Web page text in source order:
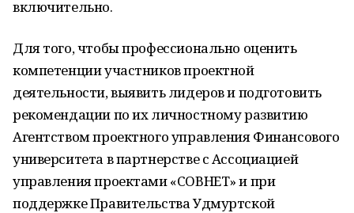
включительно.
Для того, чтобы профессионально оценить
компетенции участников проектной
деятельности, выявить лидеров и подготовить
рекомендации по их личностному развитию
Агентством проектного управления Финансового
университета в партнерстве с Ассоциацией
управления проектами «СОВНЕТ» и при
поддержке Правительства Удмуртской